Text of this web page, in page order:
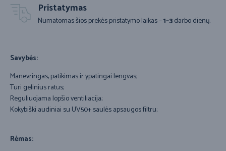
Pristatymas
Numatomas šios prekės pristatymo laikas –1–3darbo dienų.
Savybės:
Manevringas, patikimas ir ypatingai lengvas;
Turi gelinius ratus;
Reguliuojama lopšio ventiliacija;
Kokybiški audiniai su UV50+ saulės apsaugos filtru;
Rėmas: